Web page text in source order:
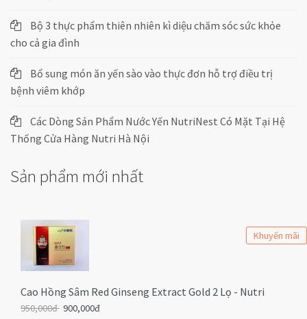
Bộ 3 thực phẩm thiên nhiên kì diệu chăm sóc sức khỏe
cho cả gia đình
Bổ sung món ăn yến sào vào thực đơn hỗ trợ điều trị
bệnh viêm khớp
Các Dòng Sản Phẩm Nước Yến NutriNest Có Mặt Tại Hệ
Thống Cửa Hàng Nutri Hà Nội
Sản phẩm mới nhất
Khuyến mãi
Cao Hồng Sâm Red Ginseng Extract Gold 2 Lọ - Nutri
950,000đ 900,000đ